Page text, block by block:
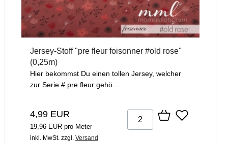
Jersey-Stoff "pre fleur foisonner #old rose"
(0,25m)
Hier bekommst Du einen tollen Jersey, welcher
zur Serie # pre fleur gehö...
4,99 EUR
19,96 EUR pro Meter
inkl. MwSt. zzgl. Versand